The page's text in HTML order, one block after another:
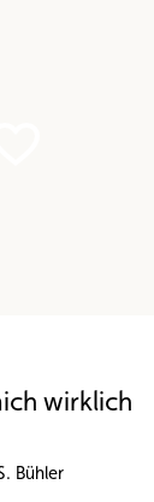
wirklich
Bühler